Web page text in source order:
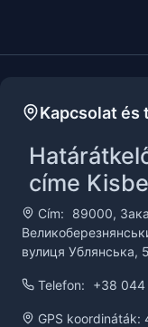
Kapcsolat és
címe
Cím:
89000,
вулиця Ублянська,
Telefon: +38
GPS